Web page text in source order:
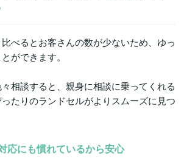
べるとお客さんの数が少ないため、ゆっ
ができます。
相談すると、親身に相談に乗ってくれる
たりのランドセルがよりスムーズに見つ
応にも慣れているから安心